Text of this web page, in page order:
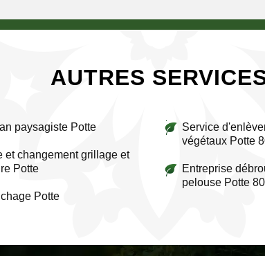
AUTRES
paysagiste Potte
et changement grillage et
Potte
Potte
Service
végétaux Potte
Entreprise
pelouse Potte